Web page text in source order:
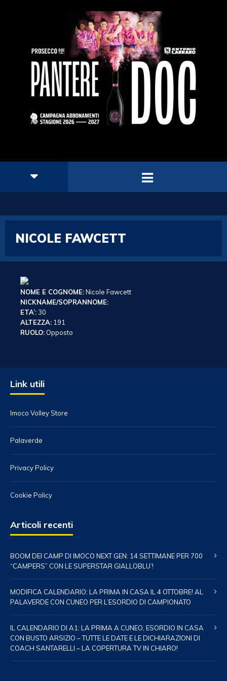
NICOLE FAWCETT
NOME E COGNOME:Nicole Fawcett
NICKNAME/SOPRANNOME:
ETA’: 30
ALTEZZA: 191
RUOLO: Opposto
Link utili
Imoco Volley Store
Palaverde
Privacy Policy
Cookie Policy
Articoli recenti
BOOM DEI CAMP DI IMOCO NEXT GEN: 14 SETTIMANE PER 700
“CAMPERS” CON LE SUPERSTAR GIALLOBLU’!
MODIFICA CALENDARIO: LA PRIMA IN CASA IL 4 OTTOBRE! AL
PALAVERDE CON CUNEO PER L’ESORDIO DI CAMPIONATO
IL CALENDARIO DI A1: LA PRIMA A CUNEO, ESORDIO IN CASA
CON BUSTO ARSIZIO – TUTTE LE DATE E LE DICHIARAZIONI DI
COACH SANTARELLI – LA COPERTURA TV IN CHIARO!